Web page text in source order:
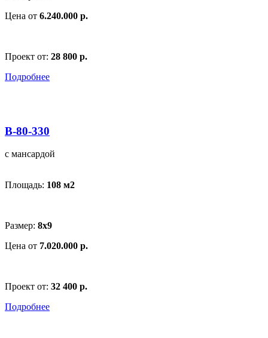
Цена от 6.240.000 р.
Проект от: 28 800 р.
Подробнее
В-80-330
с мансардой
Площадь: 108 м2
Размер: 8x9
Цена от 7.020.000 р.
Проект от: 32 400 р.
Подробнее